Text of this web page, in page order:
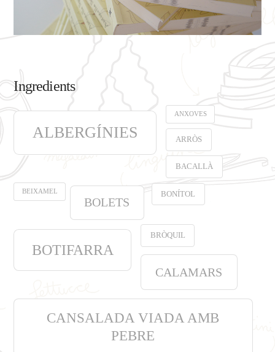
Ingredients
ALBERGÍNIES
ANXOVES
ARRÒS
BACALLÀ
BEIXAMEL
BOLETS
BONÍTOL
BOTIFARRA
BRÒQUIL
CALAMARS
CANSALADA VIADA AMB
PEBRE